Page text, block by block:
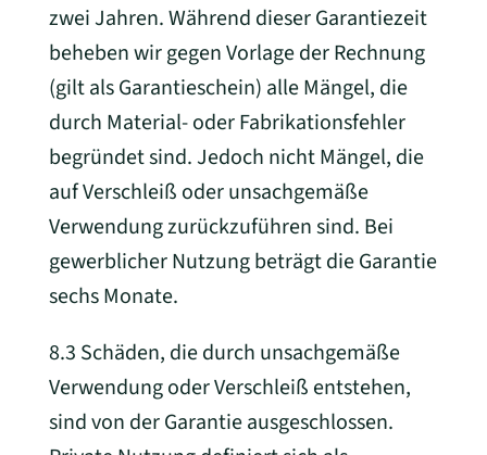
zwei Jahren. Während dieser Garantiezeit
beheben wir gegen Vorlage der Rechnung
(gilt als Garantieschein) alle Mängel, die
durch Material- oder Fabrikationsfehler
begründet sind. Jedoch nicht Mängel, die
auf Verschleiß oder unsachgemäße
Verwendung zurückzuführen sind. Bei
gewerblicher Nutzung beträgt die Garantie
sechs Monate.
8.3 Schäden, die durch unsachgemäße
Verwendung oder Verschleiß entstehen,
sind von der Garantie ausgeschlossen.